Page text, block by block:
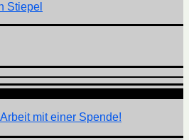
Stiepel
mit einer Spende!